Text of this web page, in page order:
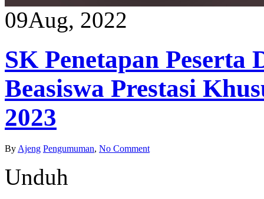
09Aug, 2022
SK Penetapan
Beasiswa Prestasi
2023
By Ajeng Pengumuman, No Comment
Unduh